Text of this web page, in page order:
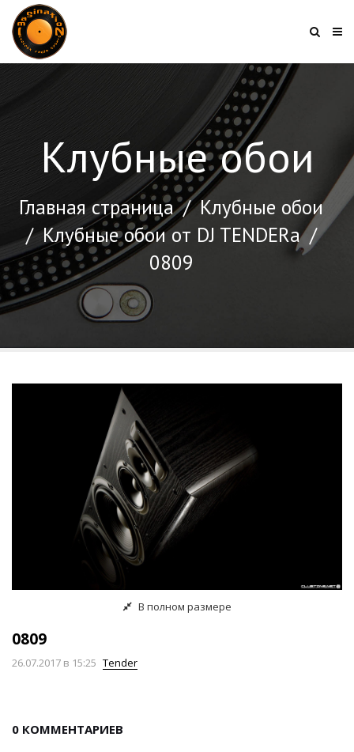
Клубные обои
Главная страница /Клубные обои
/Клубные обои от DJ TENDERа /
0809
В полном размере
0809
26.07.2017 в 15:25 Tender
0 КОММЕНТАРИЕВ